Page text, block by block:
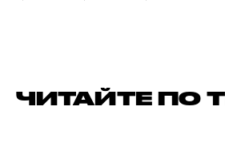
ЧИТАЙТЕ ПО